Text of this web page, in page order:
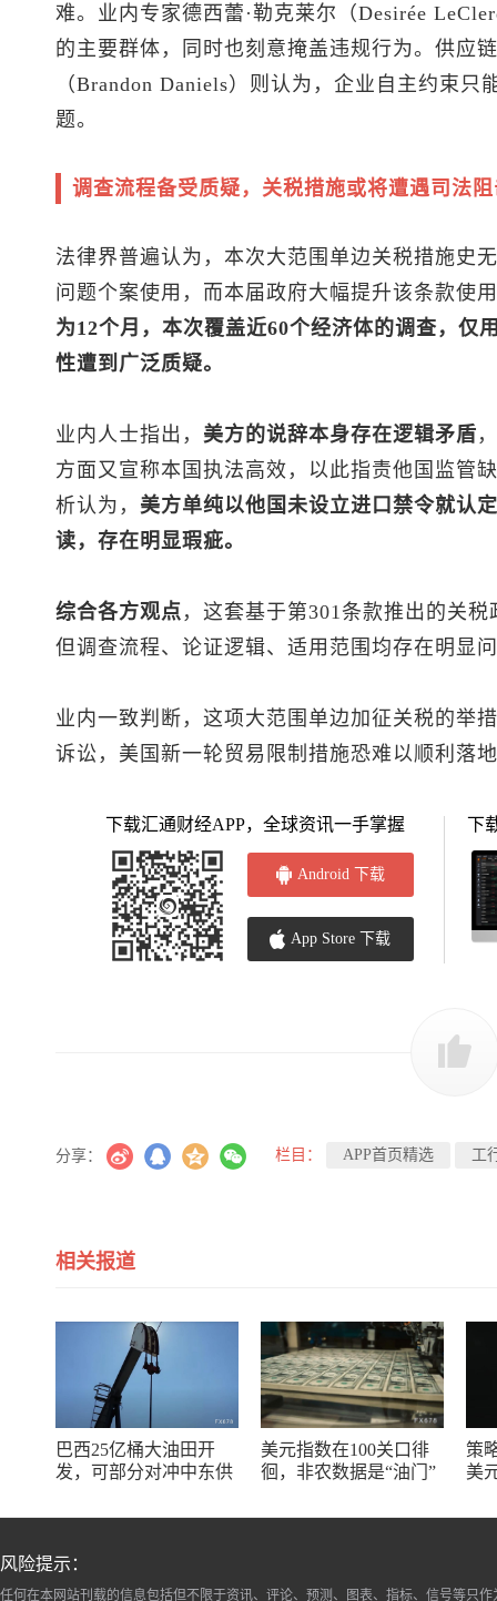
难。业内专家德西蕾·勒克莱尔（Desirée
的主要群体，同时也刻意掩盖违规行为。供应
（Brandon Daniels）则认为，企业自主约束
题。
调查流程备受质疑，关税措施或将遭遇司法
法律界普遍认为，本次大范围单边关税措施史
问题个案使用，而本届政府大幅提升该条款使
为12个月，本次覆盖近60个经济体的调查，仅
性遭到广泛质疑。
业内人士指出， 美方的说辞本身存在逻辑矛盾
方面又宣称本国执法高效，以此指责他国监管
析认为， 美方单纯以他国未设立进口禁令就认
读，存在明显瑕疵。
综合各方观点 ，这套基于第301条款推出的关
但调查流程、论证逻辑、适用范围均存在明显
业内一致判断，这项大范围单边加征关税的举
诉讼，美国新一轮贸易限制措施恐难以顺利落
下载汇通财经APP，全球资讯一手掌握
Android 下载
App Store 下载
下
分享： 栏目： APP首页精选 工
相关报道
巴西25亿桶大油田开
发，可部分对冲中东供
力
美元指数在100关口徘
徊，非农数据是“油门”
策
美
涨
风险提示：
任何在本网站刊载的信息包括但不限于资讯、评论、预测、图表、指标、信号等只